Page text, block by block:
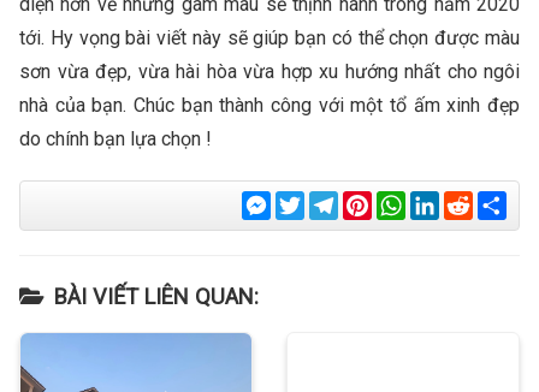
tới. Hy vọng bài viết này sẽ giúp bạn có thể chọn được màu
sơn vừa đẹp, vừa hài hòa vừa hợp xu hướng nhất cho ngôi
nhà của bạn. Chúc bạn thành công với một tổ ấm xinh đẹp
do chính bạn lựa chọn !
Messenger
TwitterTelegram
Pinterest
WhatsApp
LinkedIn
Reddit
BÀI VIẾT LIÊN QUAN: